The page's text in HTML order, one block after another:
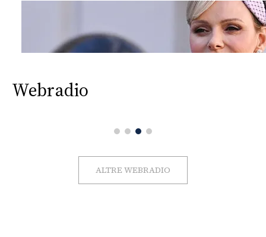
Webradio
ALTRE WEBRADIO